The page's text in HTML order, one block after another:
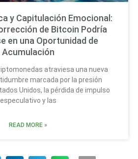
y Capitulación Emocional:
de Bitcoin Podría
en una Oportunidad de
Acumulación
atraviesa una nueva
marcada por la presión
Unidos, la pérdida de impulso
especulativo y las
READ MORE »